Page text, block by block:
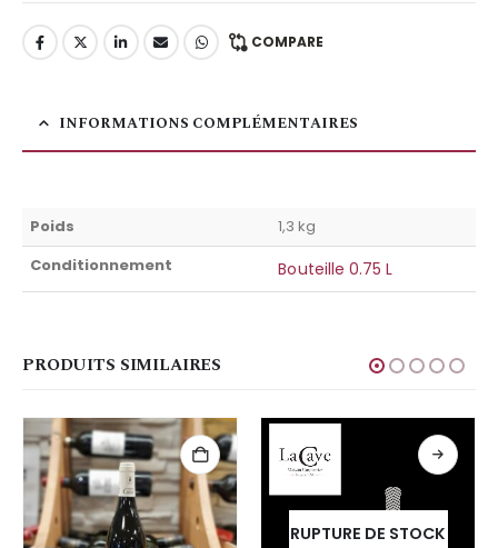
COMPARE
INFORMATIONS COMPLÉMENTAIRES
Poids
1,3 kg
Conditionnement
Bouteille 0.75 L
PRODUITS SIMILAIRES
RUPTURE DE STOCK